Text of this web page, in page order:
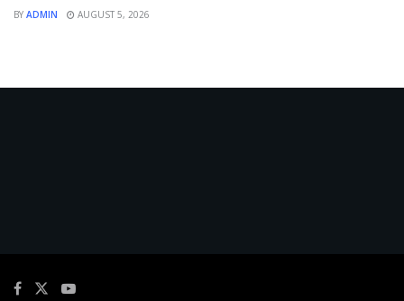
BY ADMIN AUGUST 5, 2026